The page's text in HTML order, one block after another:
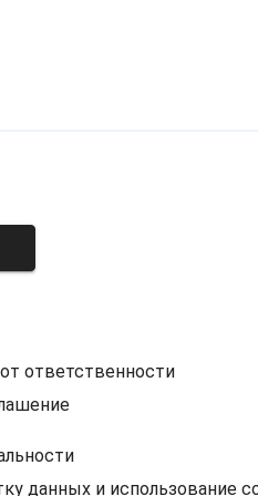
ответственности
данных и использование